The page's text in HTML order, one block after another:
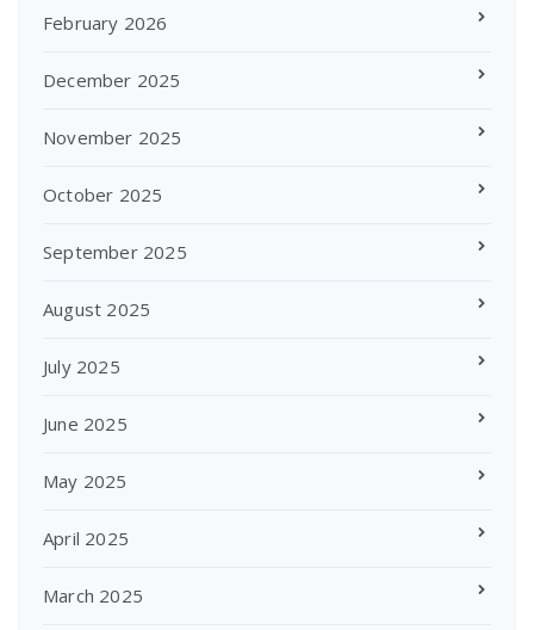
February 2026
December 2025
November 2025
October 2025
September 2025
August 2025
July 2025
June 2025
May 2025
April 2025
March 2025